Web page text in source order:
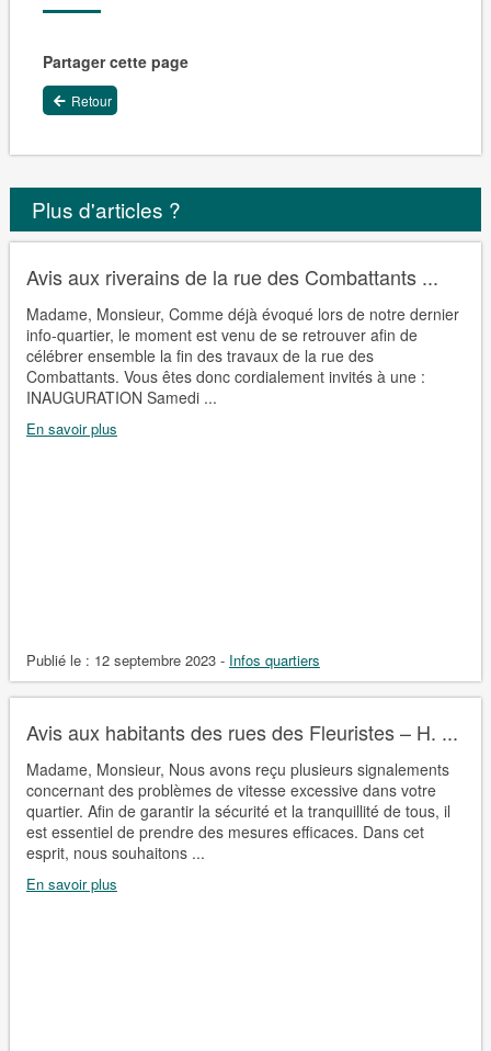
Partager cette page
Retour
Plus d'articles ?
Avis aux riverains de la rue des Combattants ...
Madame, Monsieur, Comme déjà évoqué lors de notre dernier
info-quartier, le moment est venu de se retrouver afin de
célébrer ensemble la fin des travaux de la rue des
Combattants. Vous êtes donc cordialement invités à une :
INAUGURATION Samedi ...
En savoir plus
Publié le : 12 septembre 2023 - Infos quartiers
Avis aux habitants des rues des Fleuristes – H. ...
Madame, Monsieur, Nous avons reçu plusieurs signalements
concernant des problèmes de vitesse excessive dans votre
quartier. Afin de garantir la sécurité et la tranquillité de tous, il
est essentiel de prendre des mesures efficaces. Dans cet
esprit, nous souhaitons ...
En savoir plus